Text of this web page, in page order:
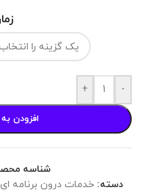
-
+
افزودن
شناسه
دسته: خدمات درون برنامه ای